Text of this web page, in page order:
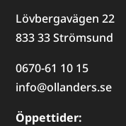
Lövbergavägen 22
833 33 Strömsund
0670-61 10 15
info@ollanders.se
Öppettider: